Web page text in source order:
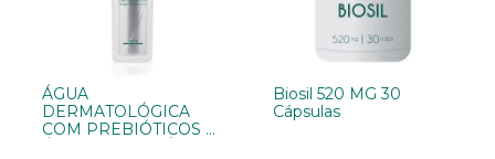
ÁGUA
DERMATOLÓGICA
COM PREBIÓTICOS E
Biosil 520 MG 30
Cápsulas